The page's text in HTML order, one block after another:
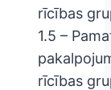
rīcības
1.5 –
rīcības